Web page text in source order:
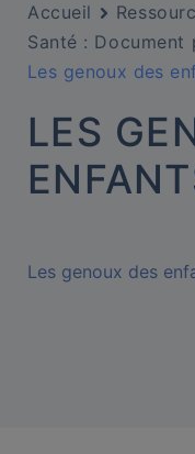
Accueil
Santé : Document
Les genoux des
LES
Les genoux des